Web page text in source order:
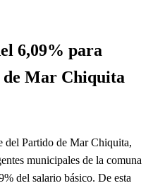
6,09% para
de Mar Chiquita
del Partido de Mar Chiquita,
municipales de la comuna
del salario básico. De esta